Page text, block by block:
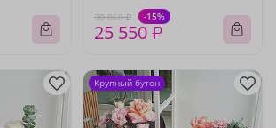
30 060 ₽ -15%
25 550 ₽
Крупный бутон